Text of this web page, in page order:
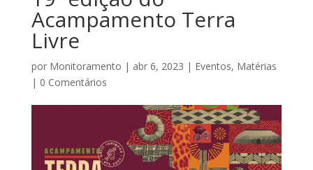
Acampamento Terra
Livre
por Monitoramento | abr 6, 2023 | Eventos, Matérias
| 0 Comentários